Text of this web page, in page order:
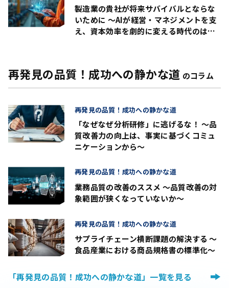
製造業の貴社が将来サバイバルとならな
いために ～AIが経営・マネジメントを支
え、資本効率を劇的に変える時代のはじ
再発見の品質！成功への静かな道 のコラム
「なぜなぜ分析研修」に逃げるな！ ～品
質改善力の向上は、事実に基づくコミュ
ニケーションから～
再発見の品質！成功への静かな道
業務品質の改善のススメ ～品質改善の対
象範囲が狭くなっていないか～
再発見の品質！成功への静かな道
サプライチェーン横断課題の解決する ～
食品産業における商品規格書の標準化～
再発見の品質！成功への静かな道
「再発見の品質！成功への静かな道」一覧を見る